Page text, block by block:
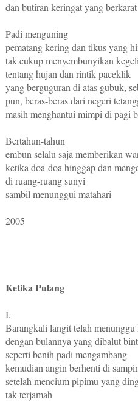
dan butiran keringat yang berkarat
Padi menguning
pematang kering dan tikus yang
tak cukup menyembunyikan
tentang hujan dan rintik paceklik
yang berguguran di atas gubuk,
pun, beras-beras dari negeri
masih menghantui mimpi di pagi
Bertahun-tahun
embun selalu saja memberikan
ketika doa-doa hinggap dan
di ruang-ruang sunyi
sambil menunggui matahari
2005
Ketika Pulang
I.
Barangkali langit telah
dengan bulannya yang dibalut
seperti benih padi mengambang
kemudian angin berhenti di
setelah mencium pipimu yang
tak terjamah